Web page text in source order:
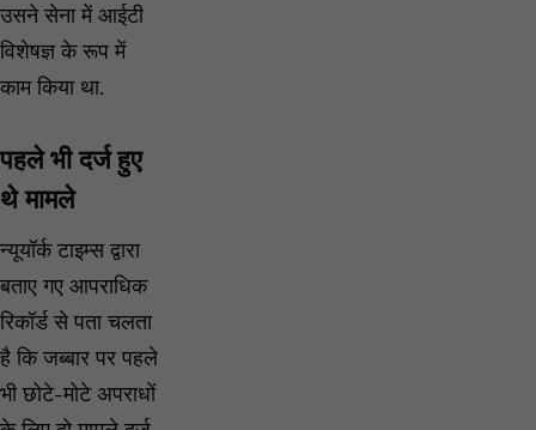
उसने सेना में आईटी
विशेषज्ञ के रूप में
काम किया था.
पहले भी दर्ज हुए
थे मामले
न्यूयॉर्क टाइम्स द्वारा
बताए गए आपराधिक
रिकॉर्ड से पता चलता
है कि जब्बार पर पहले
भी छोटे-मोटे अपराधों